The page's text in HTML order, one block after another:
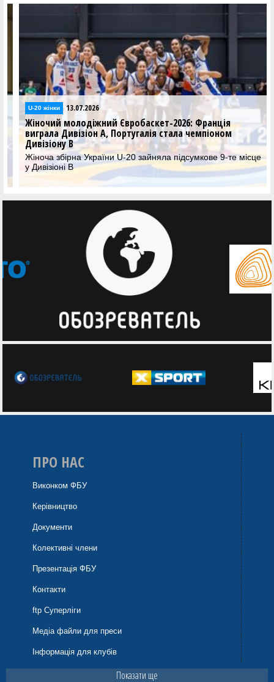
U-20 жінки 13.07.2026
Жіночий молодіжний Євробаскет-2026: Франція
виграла Дивізіон А, Португалія стала чемпіоном
Дивізіону В
Жіноча збірна України U-20 зайняла підсумкове 9-те місце
у Дивізіоні В
ПРО НАС
Виконком ФБУ
Керівництво
Документи
Колективні члени
Презентація ФБУ
Контакти
ftp Суперліги
Медіа файли для преси
Інформація для клубів
Показати ще